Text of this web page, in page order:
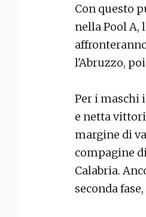
Con questo
nella Pool A,
l'Abruzzo,
Per i maschi
e netta
margine di
compagine
Calabria.
seconda